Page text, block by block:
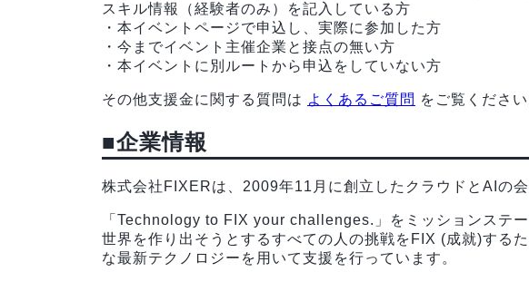
スキル情報（経験者のみ）を記入している方
・本イベントページで申込し、実際に参加した方
・今までイベント主催企業と接点の無い方
・本イベントに別ルートから申込をしていない方
その他支援金に関する質問は よくあるご質問 をご覧ください
■企業情報
株式会社FIXERは、2009年11月に創立したクラウドとAIの会
「Technology to FIX your challenges.」をミッションステ
世界を作り出そうとするすべての人の挑戦をFIX (成就)する
な最新テクノロジーを用いて支援を行っています。